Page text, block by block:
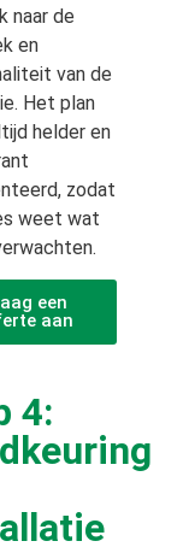
naar de
en
van de
Het plan
helder en
zodat
weet wat
een
aan
4: